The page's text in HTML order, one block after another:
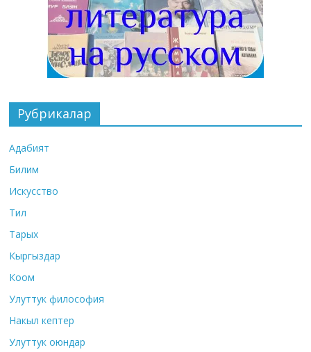
Рубрикалар
Адабият
Билим
Искусство
Тил
Тарых
Кыргыздар
Коом
Улуттук философия
Накыл кептер
Улуттук оюндар